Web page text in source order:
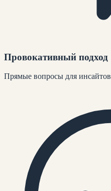
Провокативный подход
Прямые вопросы для инсайтов